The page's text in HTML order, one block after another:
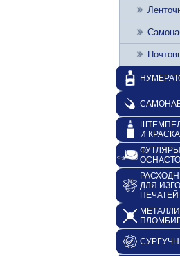
И КРАСКА
ДЛЯ
ПЕЧАТЕЙ